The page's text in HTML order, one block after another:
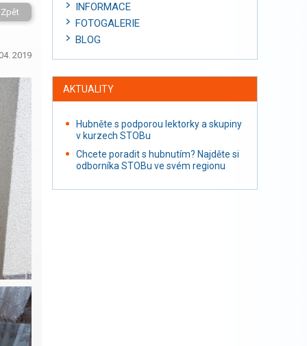
Zpět
2019
INFORMACE
FOTOGALERIE
BLOG
AKTUALITY
Hubněte s podporou lektorky a skupiny
v kurzech STOBu
Chcete poradit s hubnutím? Najděte si
odborníka STOBu ve svém regionu